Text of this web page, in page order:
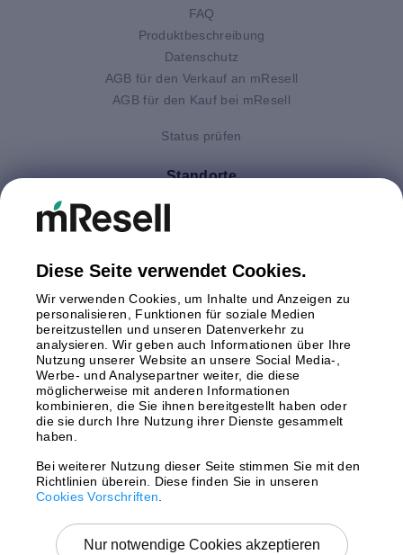
FAQ
Produktbeschreibung
Datenschutz
AGB für den Verkauf an mResell
AGB für den Kauf bei mResell
Status prüfen
Standorte
Deutschland
Italien
Polen
Schweden
Spanien
Österreich
Zahlungsmethoden
Diese Seite verwendet Cookies.
Wir verwenden Cookies, um Inhalte und Anzeigen zu
personalisieren, Funktionen für soziale Medien
bereitzustellen und unseren Datenverkehr zu
analysieren. Wir geben auch Informationen über Ihre
Nutzung unserer Website an unsere Social Media-,
Werbe- und Analysepartner weiter, die diese
möglicherweise mit anderen Informationen
kombinieren, die Sie ihnen bereitgestellt haben oder
die sie durch Ihre Nutzung ihrer Dienste gesammelt
haben.
Bei weiterer Nutzung dieser Seite stimmen Sie mit den
Richtlinien überein. Diese finden Sie in unseren
Cookies Vorschriften
Nur notwendige Cookies akzeptieren